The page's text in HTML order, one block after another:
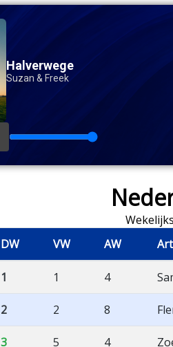
Halverwege
Suzan & Freek
DW
VW AW
1 1 4
2 2 8
3 5 4